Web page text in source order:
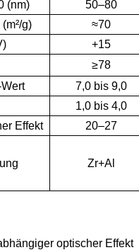
(nm)
50–80
g)
≈70
+15
≥78
7,0 bis 9,0
1,0 bis 4,0
Effekt
20–27
Zr+Al
optischer Effekt